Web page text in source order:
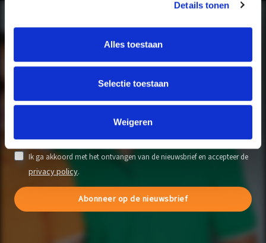
Details tonen
Alles toestaan
Selectie toestaan
Weigeren
LAAT JE INSPIREREN!
Ben je nog niet aangemeld voor de nieuwsbrief, maar wil je wel op de
hoogte blijven van de inhakers? Meld je dan snel aan voor de
Ik ga akkoord met het ontvangen van de nieuwsbrief en accepteer de
privacy policy.
Abonneer op de nieuwsbrief